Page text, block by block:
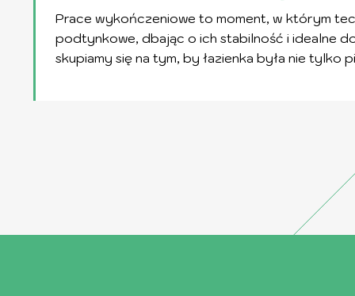
Prace wykończeniowe to moment, w którym
podtynkowe, dbając o ich stabilność i idealne
skupiamy się na tym, by łazienka była nie tylko